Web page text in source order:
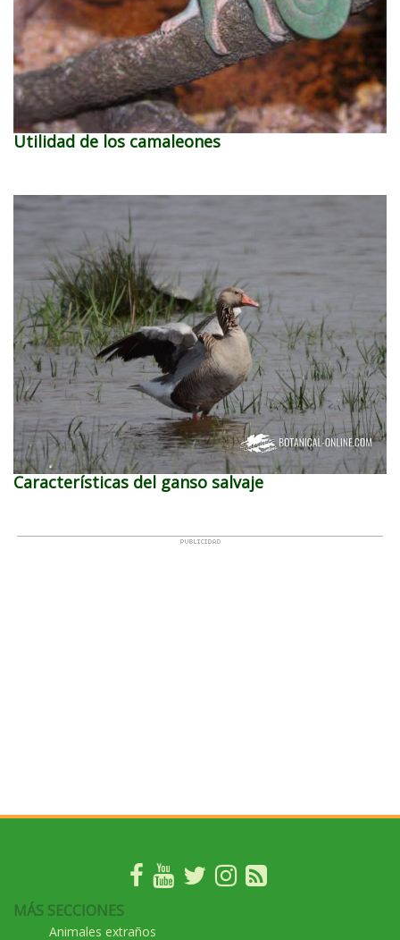
Utilidad de los camaleones
Características del ganso salvaje
MÁS SECCIONES
Animales extraños